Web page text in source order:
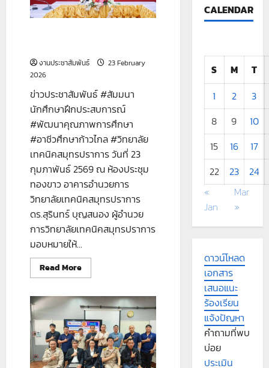
งานประชาสัมพันธ์
23 February
2026
ข่าวประชาสัมพันธ์ #สัมมนา
นักศึกษาฝึกประสบการณ์
#พัฒนาคุณภาพการศึกษา
#อาชีวศึกษาก้าวไกล #วิทยาลัย
เทคนิคสมุทรปราการ วันที่ 23
กุมภาพันธ์ 2569 ณ ห้องประชุม
ทองขาว อาคารอำนวยการ
วิทยาลัยเทคนิคสมุทรปราการ
ดร.สุรินทร์ บุญสนอง ผู้อำนวย
การวิทยาลัยเทคนิคสมุทรปราการ
มอบหมายให้...
Read MoreRead
more
นักศึกษา
ฝึก
ประสบการณ์
CALENDAR
S M
T
1
2
3
8
9
10
15
16
17
22
23
24
«
Jan
Mar
»
ดาวน์โหลด
เอกสาร
เสนอแนะ
ร้องเรียน
แจ้งปัญหา
คำถามที่พบ
บ่อย
ประเมิน